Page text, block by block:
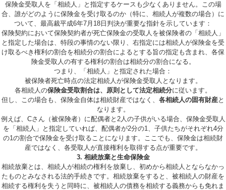
保険金受取人を「相続人」と指定するケースも少なくありません。この場
合、誰がどのように保険金を受け取るのか（特に、相続人が複数の場合）に
ついて、最高裁平成6年7月18日判決が重要な指針を示しています：
保険契約において保険契約者が死亡保険金の受取人を被保険者の「相続人」
と指定した場合は、特段の事情のない限り、右指定には相続人が保険金を受
け取るべき権利の割合を相続分の割合によるとする旨の指定も含まれ、各保
険金受取人の有する権利の割合は相続分の割合になる。
つまり、「相続人」と指定された場合：
被保険者死亡時点の法定相続人が保険金受取人となります。
各相続人の保険金受取割合は、原則として法定相続分に従います。
但し、この場合も、保険金自体は相続財産ではなく、 各相続人の固有財産と
なります。
例えば、Cさん（被保険者）に配偶者と2人の子供がいる場合、保険金受取人
を「相続人」と指定していれば、配偶者が2分の1、子供たちがそれぞれ4分
の1の割合で保険金を受け取ることになります。ここでも、保険金は相続財
産ではなく、各受取人が直接権利を取得する点が重要です。
3. 相続放棄と生命保険金
相続放棄とは、相続人が相続の権利を放棄し、初めから相続人とならなかっ
たものとみなされる法的手続きです。相続放棄をすると、被相続人の財産を
相続する権利を失うと同時に、被相続人の債務を相続する義務からも免れま